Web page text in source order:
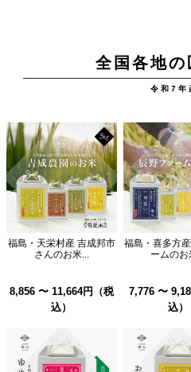
全国各地の
令和7年
福島・天栄村産 吉成邦市
さんのお米...
8,856 〜 11,664円（税
込）
福島・喜多方
ームのお
7,776 〜
込）